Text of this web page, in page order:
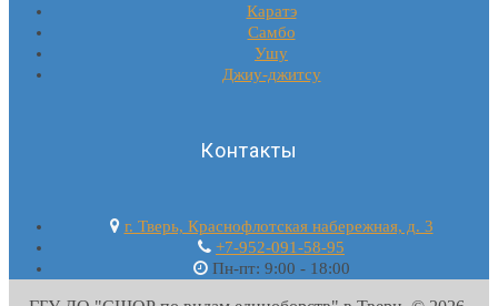
Каратэ
Самбо
Ушу
Джиу-джитсу
Контакты
г. Тверь, Краснофлотская набережная, д. 3
+7-952-091-58-95
Пн-пт: 9:00 - 18:00